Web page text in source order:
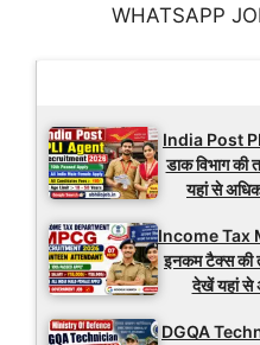
WHATSAPP
India Post
डाक विभाग की
यहां से
Income Tax
इनकम टैक्स की
देखें यहां से
DGQA